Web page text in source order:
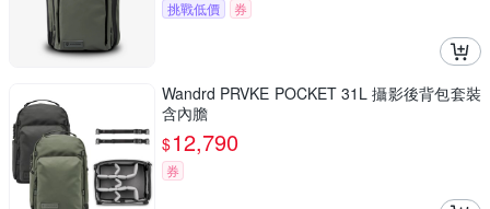
挑戰低價 券
Wandrd PRVKE POCKET 31L 攝影後背包套裝
含內膽
$12,790
券